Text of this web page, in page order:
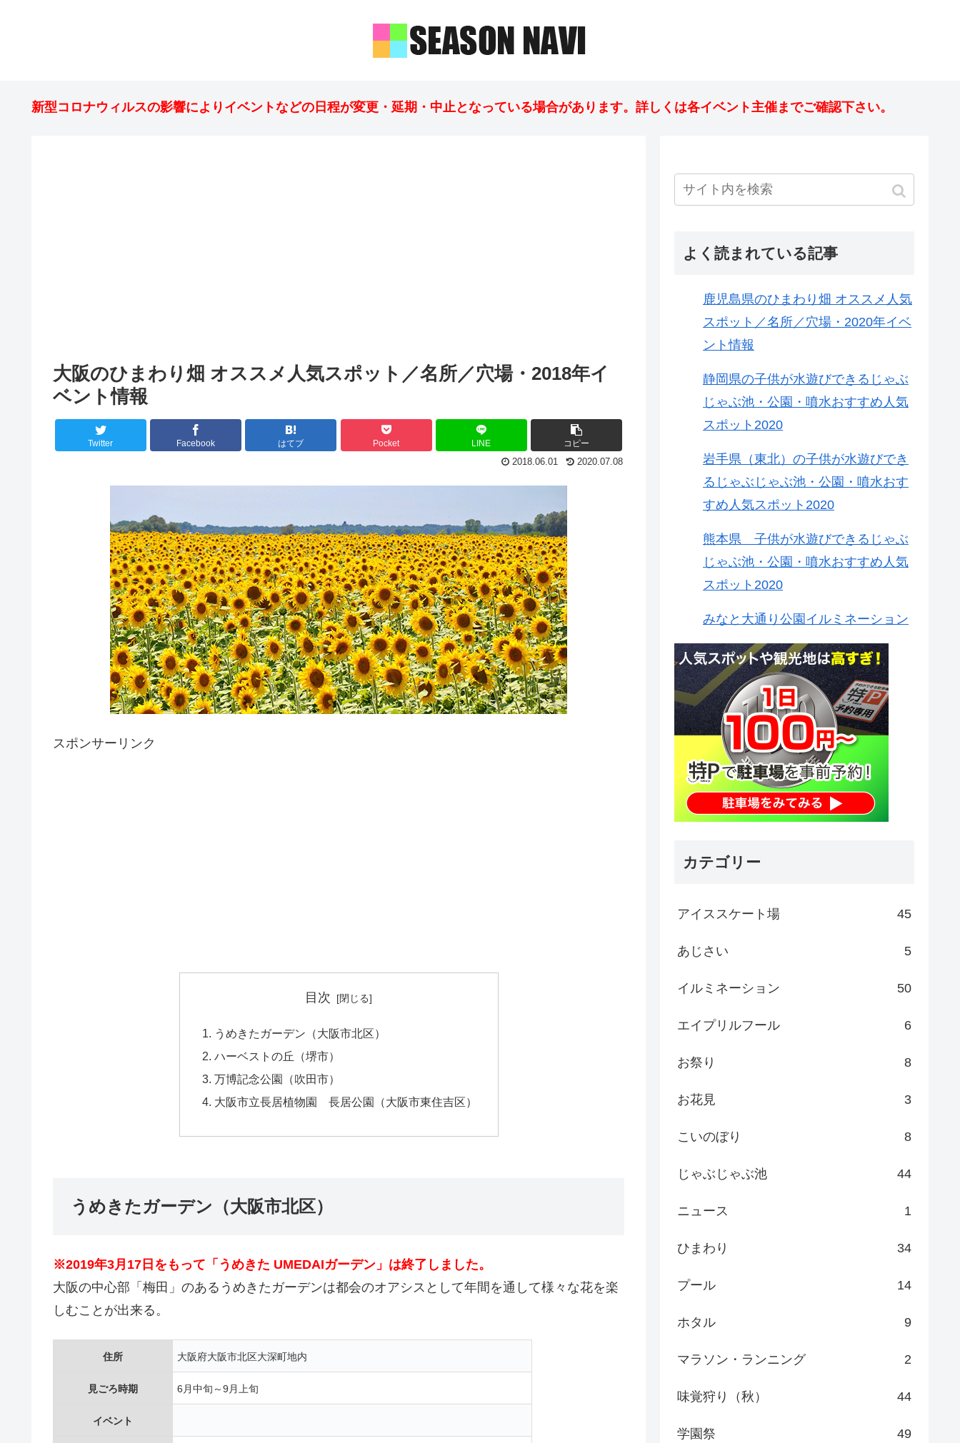
新型コロナウィルスの影響によりイベントなどの日程が変更・延期・中止となっている場合があります。詳しくは各イベント主催までご確認下さい。
大阪のひまわり畑 オススメ人気スポット／名所／穴場・2018年イ
ベント情報
Twitter Facebook はてブ Pocket LINE
コピー
2020.07.08
2018.06.01
スポンサーリンク
目次
うめきたガーデン（大阪市北区）
ハーベストの丘（堺市）
万博記念公園（吹田市）
大阪市立長居植物園 長居公園（大阪市東住吉区）
うめきたガーデン（大阪市北区）
※2019年3月17日をもって「うめきた UMEDAIガーデン」は終了しました。
大阪の中心部「梅田」のあるうめきたガーデンは都会のオアシスとして年間を通して様々な花を楽
しむことが出来る。
住所 大阪府大阪市北区大深町地内
見ごろ時期 6月中旬～9月上旬
イベント
よく読まれている記事
鹿児島県のひまわり畑 オススメ人気
スポット／名所／穴場・2020年イベ
ント情報
静岡県の子供が水遊びできるじゃぶ
じゃぶ池・公園・噴水おすすめ人気
スポット2020
岩手県（東北）の子供が水遊びでき
るじゃぶじゃぶ池・公園・噴水おす
すめ人気スポット2020
熊本県 子供が水遊びできるじゃぶ
じゃぶ池・公園・噴水おすすめ人気
スポット2020
みなと大通り公園イルミネーション
カテゴリー
アイススケート場 45
あじさい 5
イルミネーション 50
エイプリルフール 6
お祭り 8
お花見 3
こいのぼり 8
じゃぶじゃぶ池 44
ニュース 1
ひまわり 34
プール 14
ホタル 9
マラソン・ランニング 2
味覚狩り（秋） 44
学園祭 49